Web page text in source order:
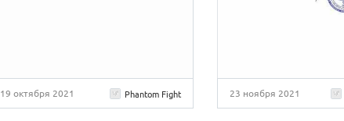
19 октября 2021 Phantom Fight 23 ноября 2021